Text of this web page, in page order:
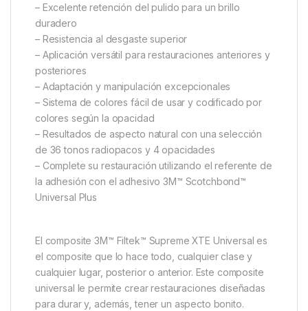
– Excelente retención del pulido para un brillo
duradero
– Resistencia al desgaste superior
– Aplicación versátil para restauraciones anteriores y
posteriores
– Adaptación y manipulación excepcionales
– Sistema de colores fácil de usar y codificado por
colores según la opacidad
– Resultados de aspecto natural con una selección
de 36 tonos radiopacos y 4 opacidades
– Complete su restauración utilizando el referente de
la adhesión con el adhesivo 3M™ Scotchbond™
Universal Plus
El composite 3M™ Filtek™ Supreme XTE Universal es
el composite que lo hace todo, cualquier clase y
cualquier lugar, posterior o anterior. Este composite
universal le permite crear restauraciones diseñadas
para durar y, además, tener un aspecto bonito.